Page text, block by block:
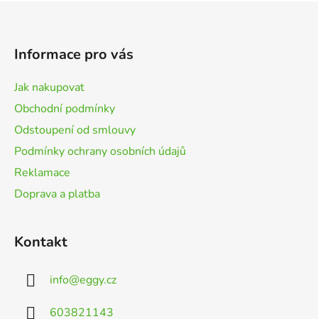
Informace pro vás
Jak nakupovat
Obchodní podmínky
Odstoupení od smlouvy
Podmínky ochrany osobních údajů
Reklamace
Doprava a platba
Kontakt
info@eggy.cz
603821143